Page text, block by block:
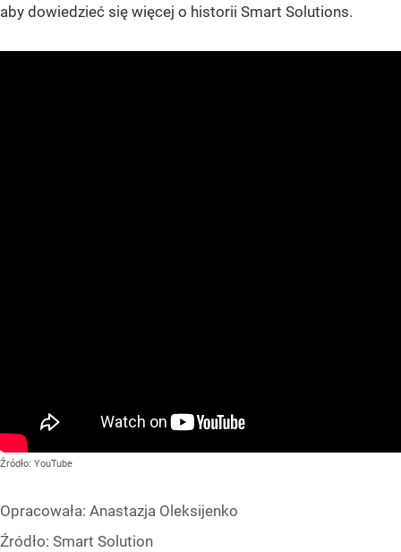
aby dowiedzieć się więcej o historii Smart Solutions.
Źródło: YouTube
Opracowała: Anastazja Oleksijenko
Źródło: Smart Solution